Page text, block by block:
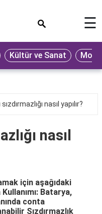
☰
Kültür ve Sanat
nasıl yapılır?
nasıl
için aşağıdaki
Batarya,
conta
Sızdırmazlık